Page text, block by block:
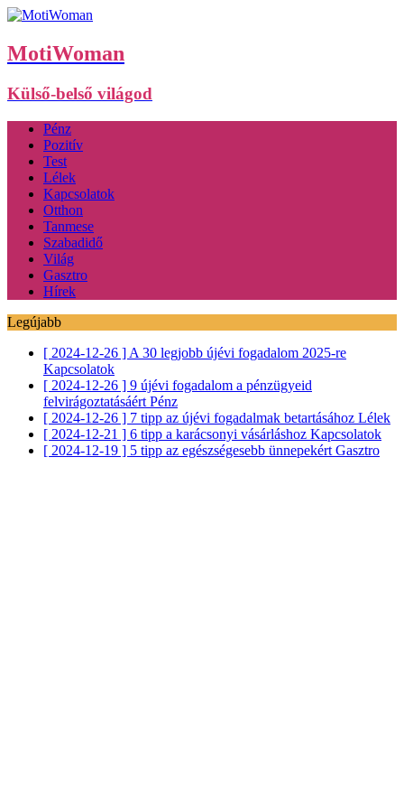
MotiWoman
Külső-belső világod
Pénz
Pozitív
Test
Lélek
Kapcsolatok
Otthon
Tanmese
Szabadidő
Világ
Gasztro
Hírek
Legújabb
[ 2024-12-26 ] A 30 legjobb újévi fogadalom 2025-re
Kapcsolatok
[ 2024-12-26 ] 9 újévi fogadalom a pénzügyeid
felvirágoztatásáért Pénz
[ 2024-12-26 ] 7 tipp az újévi fogadalmak betartásához Lélek
[ 2024-12-21 ] 6 tipp a karácsonyi vásárláshoz Kapcsolatok
[ 2024-12-19 ] 5 tipp az egészségesebb ünnepekért Gasztro